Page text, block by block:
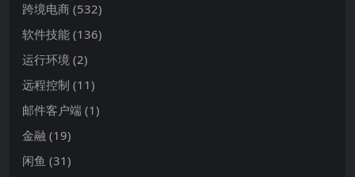
跨境电商 (532)
软件技能 (136)
运行环境 (2)
远程控制 (11)
邮件客户端 (1)
金融 (19)
闲鱼 (31)